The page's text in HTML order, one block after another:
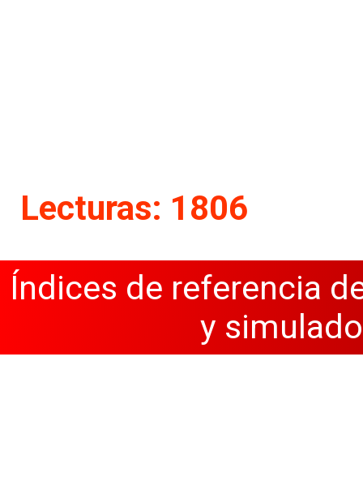
Lecturas: 1806
Índices de referencia
y